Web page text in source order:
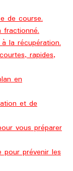
de course.
fractionné.
la récupération.
rapides,
en
et de
vous préparer
pour prévenir les